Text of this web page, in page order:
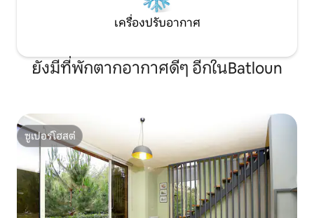
เครื่องปรับอากาศ
ยังมีที่พักตากอากาศดีๆ อีกในBatloun
ซูเปอร์โฮสต์
ซูเปอร์โฮสต์